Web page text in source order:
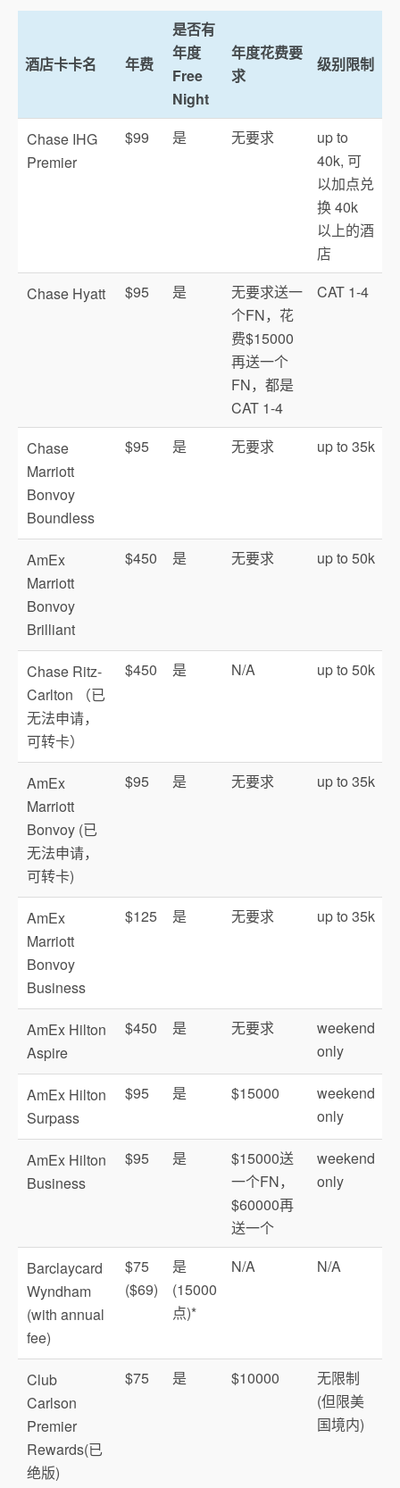
酒店卡卡名 年费
是否有
年度
Free
Night
年度花费要
求
级别限制
Chase IHG
Premier
$99 是 无要求
up to
40k, 可
以加点兑
换 40k
以上的酒
店
Chase Hyatt
$95 是
无要求送一
个FN，花
费$15000
再送一个
FN，都是
CAT 1-4
CAT 1-4
Chase
Marriott
Bonvoy
Boundless
$95 是 无要求 up to 35k
AmEx
Marriott
Bonvoy
Brilliant
$450 是 无要求 up to 50k
Chase Ritz-
Carlton （已
无法申请，
可转卡）
$450 是 N/A up to 50k
AmEx
Marriott
Bonvoy (已
无法申请，
可转卡)
$95 是 无要求 up to 35k
AmEx
Marriott
Bonvoy
Business
$125 是 无要求 up to 35k
AmEx Hilton
Aspire
$450 是 无要求
weekend
only
AmEx Hilton
Surpass
$95 是 $15000
weekend
only
AmEx Hilton
Business
$95 是
$15000送
一个FN，
$60000再
送一个
weekend
only
Barclaycard
Wyndham
(with annual
fee)
$75
($69)
是
(15000
点)*
N/A N/A
Club
Carlson
Premier
Rewards(已
绝版)
$75 是 $10000
无限制
(但限美
国境内)